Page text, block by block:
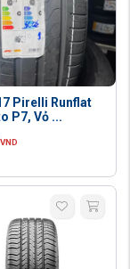
Pirelli Runflat
P7, Vỏ ...
VND